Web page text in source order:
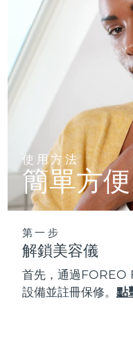
使用方法
簡單方便
第一步
解鎖美容儀
首先，通過
設備並註冊保修。點